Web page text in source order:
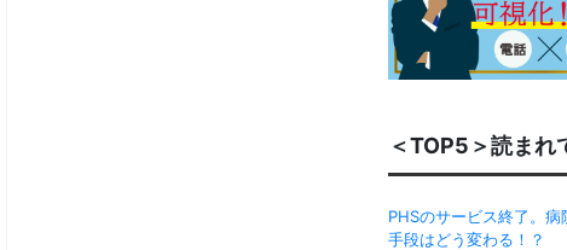
＜TOP5＞読まれ
PHSのサービス終了。
手段はどう変わる！？